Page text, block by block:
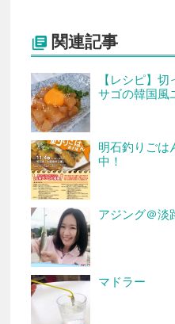
 関連記事
【レシピ】
サゴの韓国風
明石釣りごは
中！
アジング＠淡
マドラー